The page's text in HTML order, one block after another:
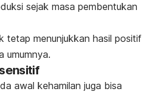
sejak masa pembentukan
tetap menunjukkan hasil positif
umumnya.
awal kehamilan juga bisa